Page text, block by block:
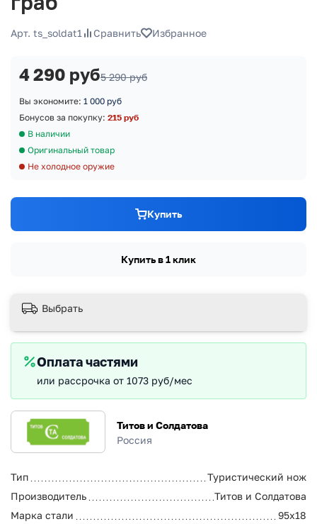
Арт. ts_soldat1 Сравнить Избранное
Титов и Солдатова
Россия
Тип
Туристический нож
Производитель
Титов и Солдатова
Марка стали
95х18
4 290 руб5 290 руб
Вы экономите: 1 000 руб
Бонусов за покупку: 215 руб
В наличии
Оригинальный товар
Не холодное оружие
Купить
Купить в 1 клик
Выбрать
Оплата частями
или рассрочка от 1073 руб/мес